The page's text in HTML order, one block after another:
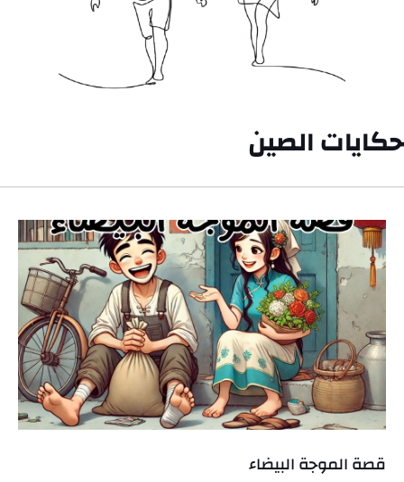
حكايات الصين
قصة الموجة البيضاء